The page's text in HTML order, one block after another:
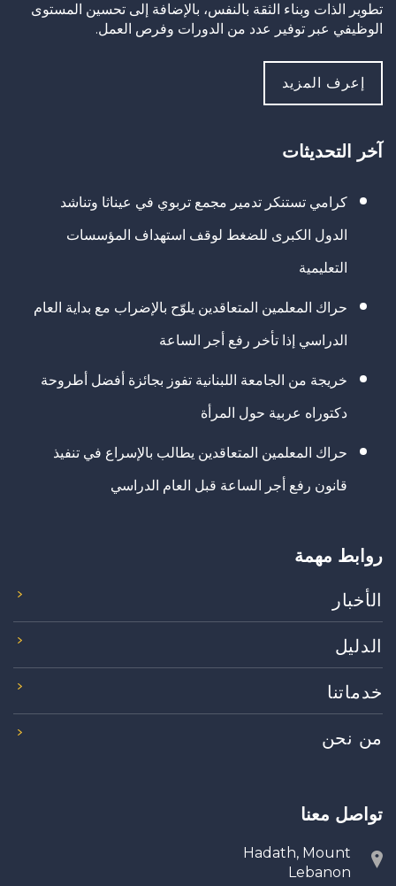
تطوير الذات وبناء الثقة بالنفس، بالإضافة إلى تحسين المستوى
الوظيفي عبر توفير عدد من الدورات وفرص العمل.
إعرف المزيد
آخر التحديثات
كرامي تستنكر تدمير مجمع تربوي في عيناثا وتناشد
الدول الكبرى للضغط لوقف استهداف المؤسسات
التعليمية
حراك المعلمين المتعاقدين يلوّح بالإضراب مع بداية العام
الدراسي إذا تأخر رفع أجر الساعة
خريجة من الجامعة اللبنانية تفوز بجائزة أفضل أطروحة
دكتوراه عربية حول المرأة
حراك المعلمين المتعاقدين يطالب بالإسراع في تنفيذ
قانون رفع أجر الساعة قبل العام الدراسي
روابط مهمة
الأخبار
الدليل
خدماتنا
من نحن
تواصل معنا
Hadath, Mount
Lebanon